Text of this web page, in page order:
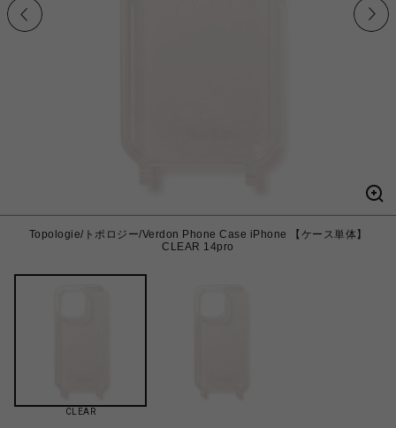
Topologie/トポロジー/Verdon Phone Case iPhone 【ケース単体】
CLEAR 14pro
CLEAR